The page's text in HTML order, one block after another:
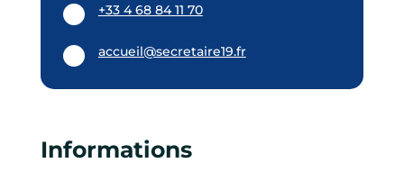
+33 4 68 84 11 70
accueil@secretaire19.fr
Informations